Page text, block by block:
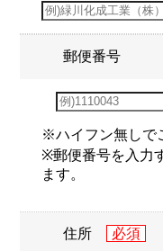
郵便番号
※ハイフン無しで
※郵便番号を入力
ます。
住所